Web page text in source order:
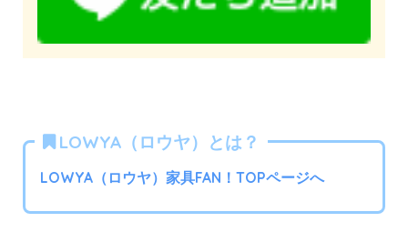
LOWYA（ロウヤ）とは？
LOWYA（ロウヤ）家具FAN！TOPページへ